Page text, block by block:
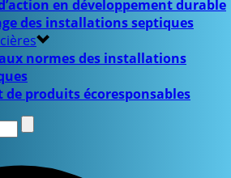
en développement durable
des installations septiques
normes des installations
de produits écoresponsables